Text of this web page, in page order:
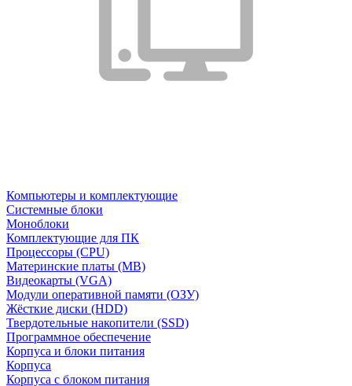
Компьютеры и комплектующие
Системные блоки
Моноблоки
Комплектующие для ПК
Процессоры (CPU)
Материнские платы (MB)
Видеокарты (VGA)
Модули оперативной памяти (ОЗУ)
Жёсткие диски (HDD)
Твердотельные накопители (SSD)
Программное обеспечение
Корпуса и блоки питания
Корпуса
Корпуса с блоком питания